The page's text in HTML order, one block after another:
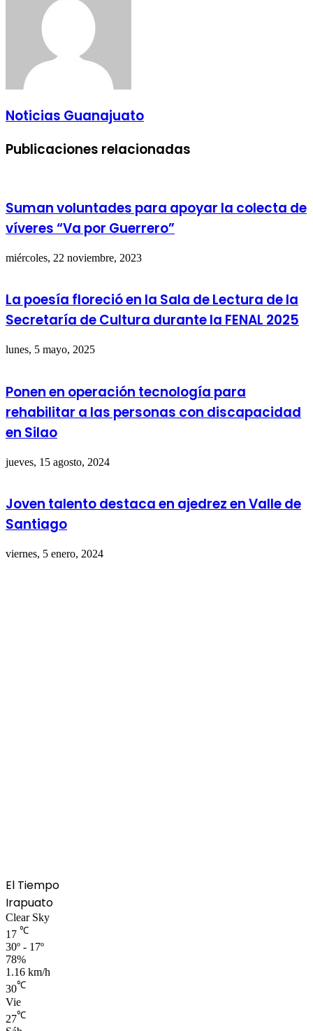
Noticias Guanajuato
Publicaciones relacionadas
Suman voluntades para apoyar la colecta de
víveres “Va por Guerrero”
miércoles, 22 noviembre, 2023
La poesía floreció en la Sala de Lectura de la
Secretaría de Cultura durante la FENAL 2025
lunes, 5 mayo, 2025
Ponen en operación tecnología para
rehabilitar a las personas con discapacidad
en Silao
jueves, 15 agosto, 2024
Joven talento destaca en ajedrez en Valle de
Santiago
viernes, 5 enero, 2024
El Tiempo
Irapuato
Clear Sky
17 ℃
30º - 17º
78%
1.16 km/h
30℃
Vie
27℃